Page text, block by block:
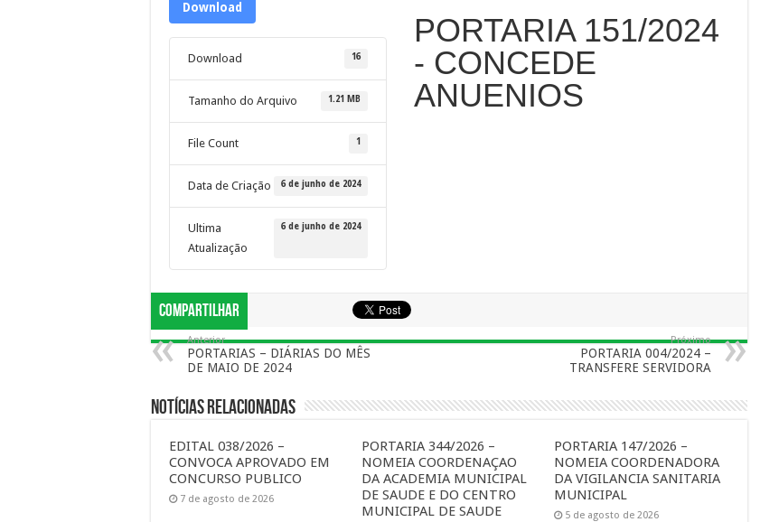
Download
Download 16
Tamanho do Arquivo 1.21 MB
File Count 1
Data de Criação 6 de junho de 2024
Ultima
Atualização
6 de junho de 2024
PORTARIA 151/2024
- CONCEDE
ANUENIOS
Compartilhar
Anterior
PORTARIAS – DIÁRIAS DO MÊS
DE MAIO DE 2024
Próximo
PORTARIA 004/2024 –
TRANSFERE SERVIDORA
Notícias Relacionadas
EDITAL 038/2026 –
CONVOCA APROVADO EM
CONCURSO PUBLICO
7 de agosto de 2026
PORTARIA 344/2026 –
NOMEIA COORDENAÇAO
DA ACADEMIA MUNICIPAL
DE SAUDE E DO CENTRO
MUNICIPAL DE SAUDE
PORTARIA 147/2026 –
NOMEIA COORDENADORA
DA VIGILANCIA SANITARIA
MUNICIPAL
5 de agosto de 2026